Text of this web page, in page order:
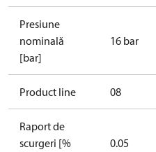
Presiune
nominală
[bar]
16 bar
Product line 08
Raport de
scurgeri [%
0.05